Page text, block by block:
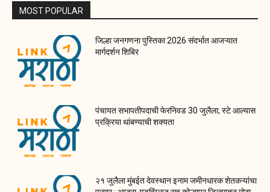
MOST POPULAR
जिल्हा जनगणना पुस्तिका 2026 संदर्भात आजऱ्यात
मार्गदर्शन शिबिर
पंचायत सभापतीपदाची फेरनिवड 30 जुलैला; स्टे आल्यास
प्रक्रिया थांबण्याची शक्यता
२१ जुलैला मुंबईत देवस्थान इनाम जमीनधारक शेतकऱ्यांचा